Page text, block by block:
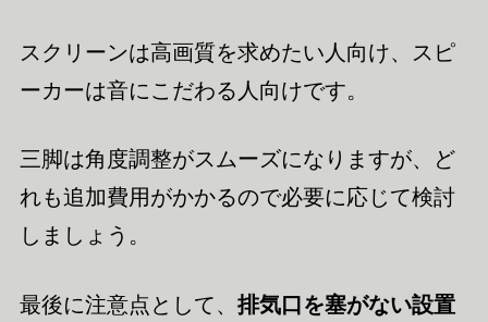
スクリーンは高画質を求めたい人向け、スピ
ーカーは音にこだわる人向けです。
三脚は角度調整がスムーズになりますが、ど
れも追加費用がかかるので必要に応じて検討
しましょう。
最後に注意点として、 排気口を塞がない設置